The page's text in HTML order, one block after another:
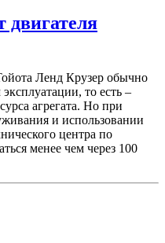
Ленд Крузер обычно
то есть –
агрегата. Но при
и использовании
центра по
менее чем через 100